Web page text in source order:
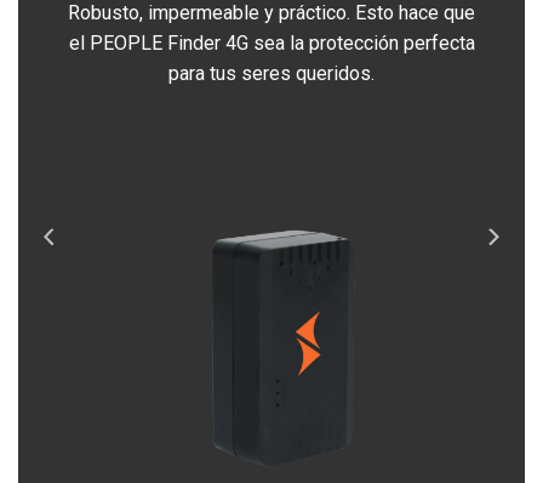
Robusto, impermeable y práctico. Esto hace que
el PEOPLE Finder 4G sea la protección perfecta
para tus seres queridos.